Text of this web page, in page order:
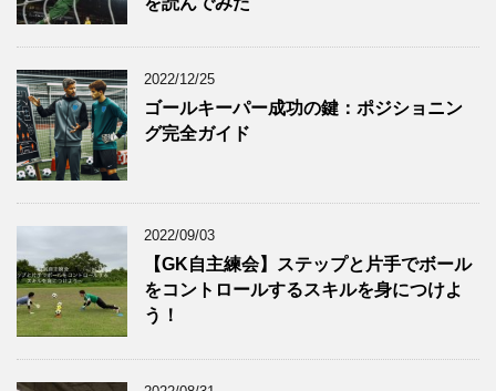
2022/12/25
ゴールキーパー成功の鍵：ポジショニン
グ完全ガイド
2022/09/03
【GK自主練会】ステップと片手でボール
をコントロールするスキルを身につけよ
う！